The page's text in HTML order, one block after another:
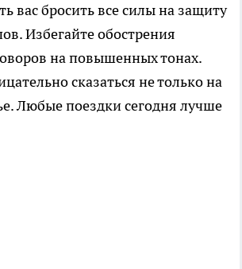
вас бросить все силы на защиту
Избегайте обострения
на повышенных тонах.
сказаться не только на
Любые поездки сегодня лучше